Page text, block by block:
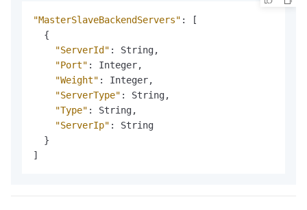
"MasterSlaveBackendServers" :
[
{
"ServerId" : String,
"Port" : Integer,
"Weight" : Integer,
"ServerType" : String,
"Type" : String,
"ServerIp" :
String
}
]